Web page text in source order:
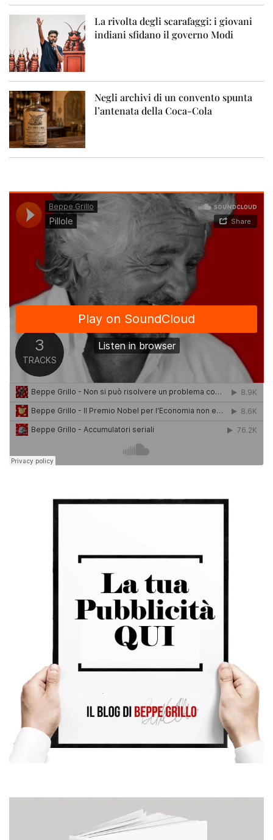
La rivolta degli scarafaggi: i giovani
indiani sfidano il governo Modi
Negli archivi di un convento spunta
l’antenata della Coca-Cola